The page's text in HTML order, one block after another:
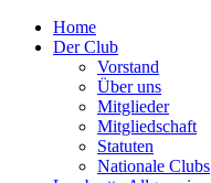
Home
Der Club
Vorstand
Über uns
Mitglieder
Mitgliedschaft
Statuten
Nationale Clubs